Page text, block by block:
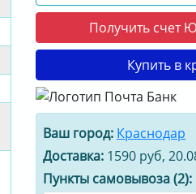
Получить счет
Купить в
Ваш город: Краснодар
Доставка: 1590 руб,
Пункты самовывоза (2):